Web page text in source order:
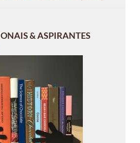
& ASPIRANTES